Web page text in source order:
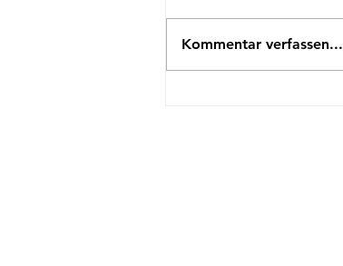
Kommentar verfassen...